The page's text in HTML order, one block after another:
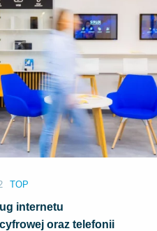
TOP
internetu
oraz telefonii